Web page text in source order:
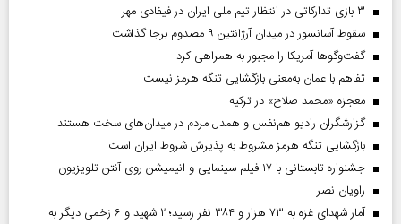
۳ بازی تدارکاتی در انتظار تیم ملی ایران در فیفادی مهر
سقوط آسانسور در میدان آرژانتین ۹ مصدوم برجا گذاشت
گفت‌وگوها آمریکا را مجبور به همراهی کرد
تفاهم با عمان به‌معنی بازگشایی تنگه هرمز نیست
معجزه «محمد صلاح» در ترکیه
گزارشگران رادیو هم‌نفس و همدل مردم در میدان‌های سخت هستند
بازگشایی تنگه هرمز مشروط به پذیرش شروط ایران است
جشنواره تابستانی با ۱۷ فیلم سینمایی و انیمیشن روی آنتن تلویزیون
راویان نصر
آمار شهدای غزه به ۷۳ هزار و ۳۸۴ نفر رسید؛ ۲ شهید و ۶ زخمی دیگر به